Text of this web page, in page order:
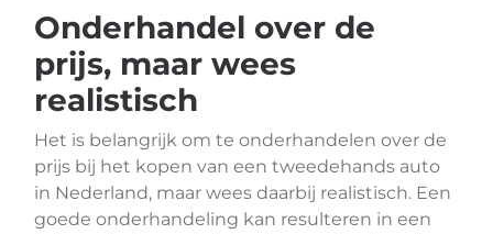
Onderhandel over de
prijs, maar wees
realistisch
Het is belangrijk om te onderhandelen over de
prijs bij het kopen van een tweedehands auto
in Nederland, maar wees daarbij realistisch. Een
goede onderhandeling kan resulteren in een